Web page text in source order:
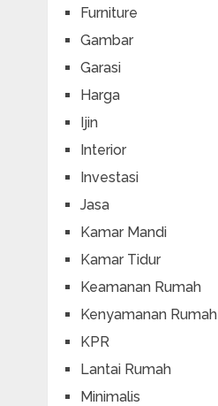
Furniture
Gambar
Garasi
Harga
Ijin
Interior
Investasi
Jasa
Kamar Mandi
Kamar Tidur
Keamanan Rumah
Kenyamanan Rumah
KPR
Lantai Rumah
Minimalis